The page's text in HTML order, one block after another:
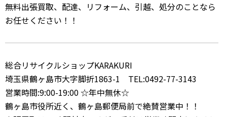
無料出張買取、配達、リフォーム、引越、処分のことなら
お任せください！！
総合リサイクルショップKARAKURI
埼玉県鶴ヶ島市大字脚折1863-1 TEL:0492-77-3143
営業時間:9:00-19:00 ☆年中無休☆
鶴ヶ島市役所近く、鶴ヶ島郵便局前で絶賛営業中！！